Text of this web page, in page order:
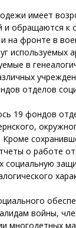
имеет
обращаются к
на фронте в
в
отделов
19 фондов
о работе
войны,
многодетных